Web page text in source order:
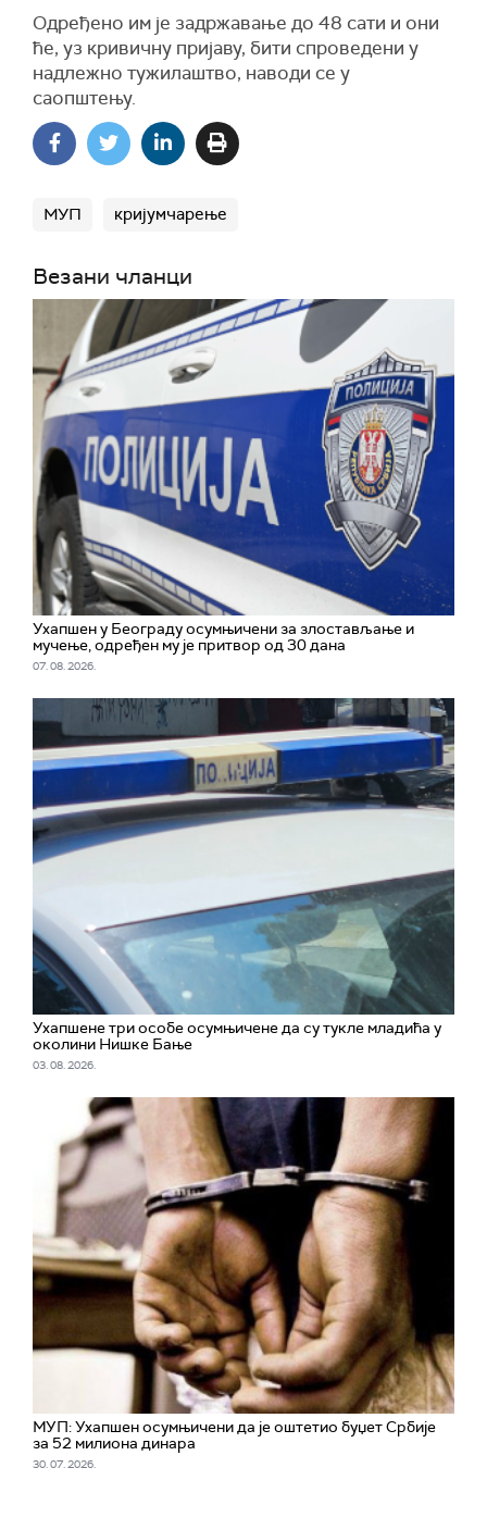
Одређено им је задржавање до 48 сати и они
ће, уз кривичну пријаву, бити спроведени у
надлежно тужилаштво, наводи се у
саопштењу.
МУП кријумчарење
Везани чланци
Ухапшен у Београду осумњичени за злостављање и
мучење, одређен му је притвор од 30 дана
07. 08. 2026.
Ухапшенe три особе осумњичене да су тукле младића у
околини Нишке Бање
03. 08. 2026.
МУП: Ухапшен осумњичени да је оштетио буџет Србије
за 52 милиона динара
30. 07. 2026.